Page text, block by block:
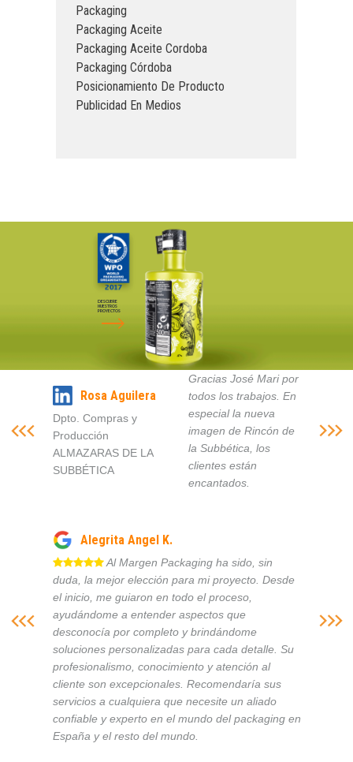
Packaging
Packaging Aceite
Packaging Aceite Cordoba
Packaging Córdoba
Posicionamiento De Producto
Publicidad En Medios
DESCUBRE
NUESTROS
PROYECTOS
Rosa Aguilera
Dpto. Compras y
Producción
ALMAZARAS DE LA
SUBBÉTICA
Gracias José Mari por
todos los trabajos. En
especial la nueva
imagen de Rincón de
la Subbética, los
clientes están
encantados.
Alegrita Angel K.
Al Margen Packaging ha sido, sin
duda, la mejor elección para mi proyecto. Desde
el inicio, me guiaron en todo el proceso,
ayudándome a entender aspectos que
desconocía por completo y brindándome
soluciones personalizadas para cada detalle. Su
profesionalismo, conocimiento y atención al
cliente son excepcionales. Recomendaría sus
servicios a cualquiera que necesite un aliado
confiable y experto en el mundo del packaging en
España y el resto del mundo.